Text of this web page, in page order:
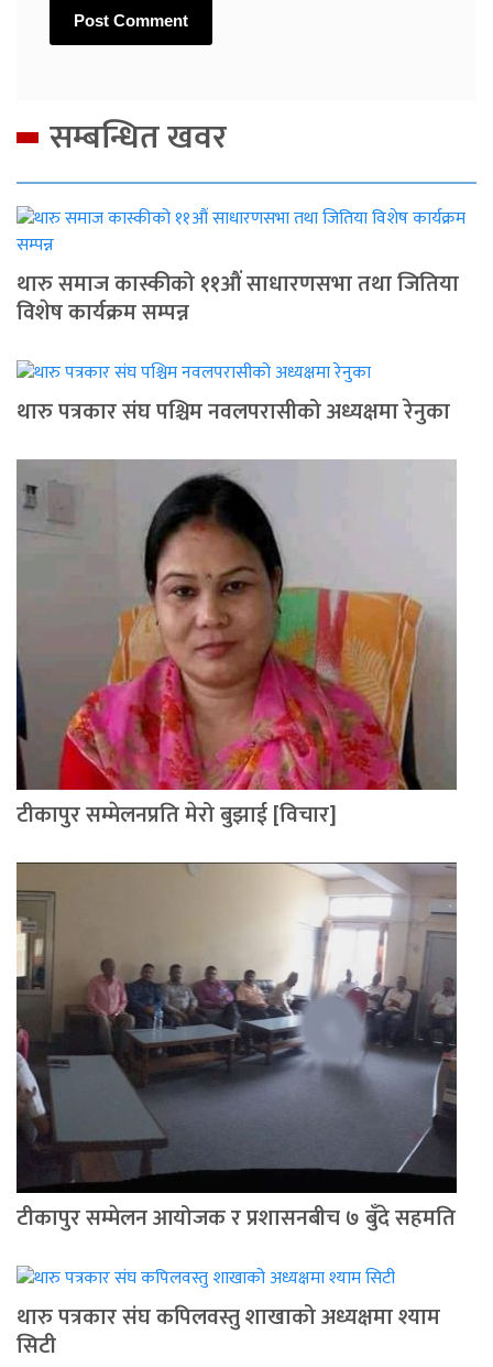
सम्बन्धित खवर
थारु समाज कास्कीको ११औं साधारणसभा तथा जितिया
विशेष कार्यक्रम सम्पन्न
थारु पत्रकार संघ पश्चिम नवलपरासीको अध्यक्षमा रेनुका
टीकापुर सम्मेलनप्रति मेरो बुझाई [विचार]
टीकापुर सम्मेलन आयोजक र प्रशासनबीच ७ बुँदे सहमति
थारु पत्रकार संघ कपिलवस्तु शाखाको अध्यक्षमा श्याम
सिटी